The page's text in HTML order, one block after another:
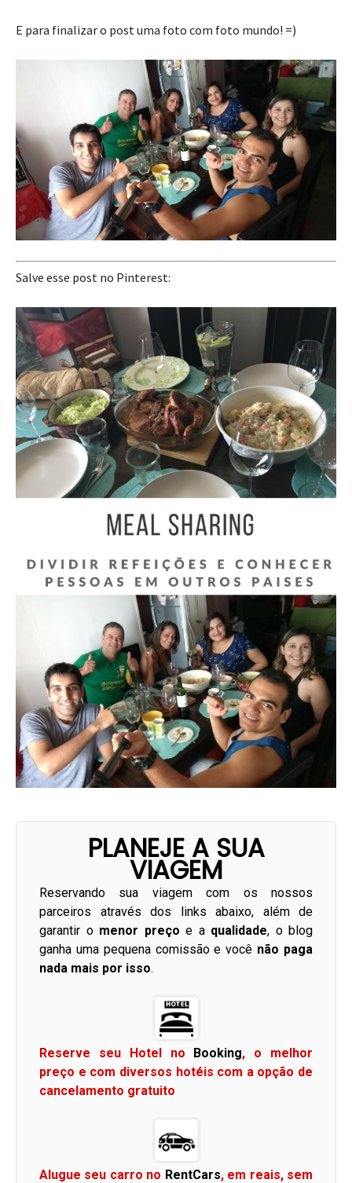
E para finalizar o post uma foto com foto mundo! =)
Salve esse post no Pinterest:
PLANEJE A SUA
VIAGEM
Reservando sua viagem com os nossos
parceiros através dos links abaixo, além de
garantir o menor preço e a qualidade, o blog
ganha uma pequena comissão e você não paga
nada mais por isso.
Reserve seu Hotel no Booking, o melhor
preço e com diversos hotéis com a opção de
cancelamento gratuito
Alugue seu carro no RentCars, em reais, sem